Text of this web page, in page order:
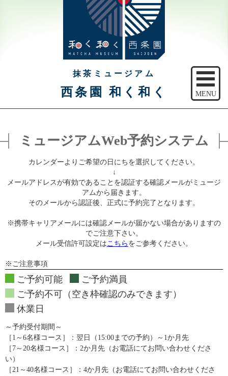
抹茶ミュージアム
西条園 和く和く MENU
ご予約
アクセス
注意事項
ミュージアムWeb予約システム
カレンダーよりご希望の日にちを選択してください。
↓
メールアドレスが有効であることを認証する確認メールがミュージ
アムから届きます。
そのメールから認証後、正式に予約完了となります。
※携帯キャリアメールには確認メールが届かない場合がありますの
でご注意下さい。
メール受信許可設定はこちら をご参考ください。
※ご注意事項
ご予約可能
ご予約満員
ご予約不可（空き枠確認のみできます）
休業日
～予約受付期間～
［1～6名様コース］：翌日（15:00までの予約）～1か月先
［7～20名様コース］：2か月先（お電話にてお問い合わせくださ
い）
［21～40名様コース］：4か月先（お電話にてお問い合わせくださ